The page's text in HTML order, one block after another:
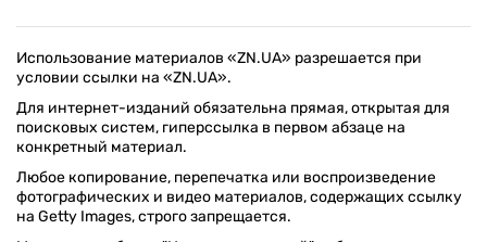
Использование материалов «ZN.UA» разрешается при
условии ссылки на «ZN.UA».
Для интернет-изданий обязательна прямая, открытая для
поисковых систем, гиперссылка в первом абзаце на
конкретный материал.
Любое копирование, перепечатка или воспроизведение
фотографических и видео материалов, содержащих ссылку
на Getty Images, строго запрещается.